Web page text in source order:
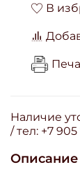
В
Описание
Наличие
/ тел: +7